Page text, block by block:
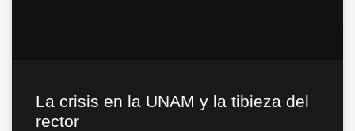
La crisis en la UNAM y la tibieza del
rector